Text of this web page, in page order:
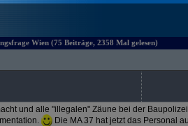
Wien (75 Beiträge, 2358 Mal gelesen)
und alle "illegalen" Zäune bei der
Die MA 37 hat jetzt das Personal